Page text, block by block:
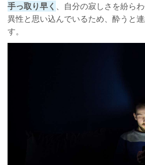
手っ取り早く 、自分の寂しさを紛ら
異性と思い込んでいるため、酔うと
す。